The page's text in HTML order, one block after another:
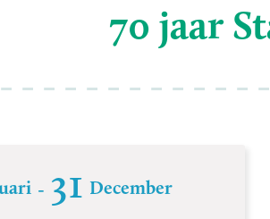
70 jaar
- 31 December